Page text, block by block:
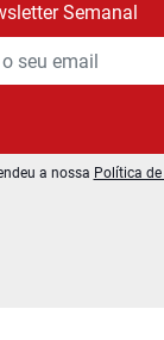
Semanal
a nossa Política